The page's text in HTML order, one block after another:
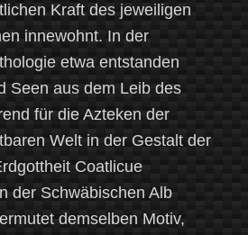
Kraft des jeweiligen
innewohnt. In der
etwa entstanden
Seen aus dem Leib des
für die Azteken der
Welt in der Gestalt der
Coatlicue
der Schwäbischen Alb
demselben Motiv,